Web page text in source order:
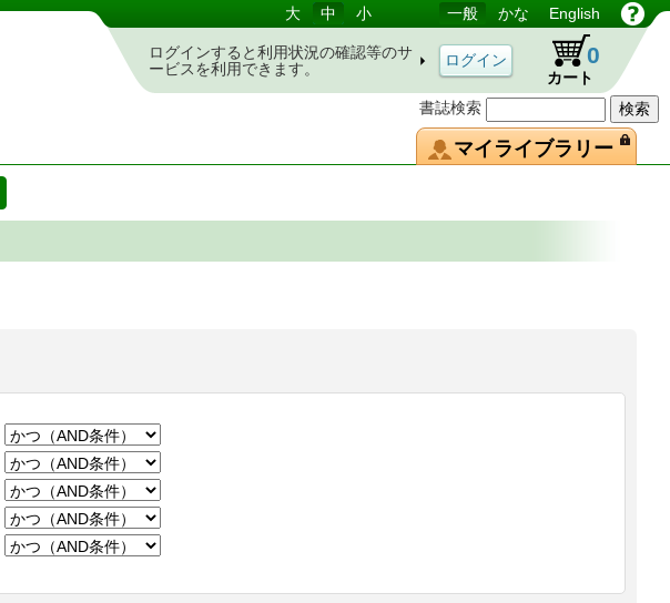
書誌検索
大 中 小 一般 かな English
ログインすると利用状況の確認等のサ
ービスを利用できます。
カート
0
マイライブラリー